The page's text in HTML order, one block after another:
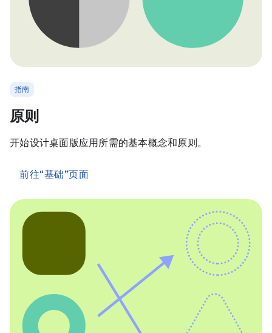
指南
原则
开始设计桌面版应用所需的基本概念和原则。
前往“基础”页面